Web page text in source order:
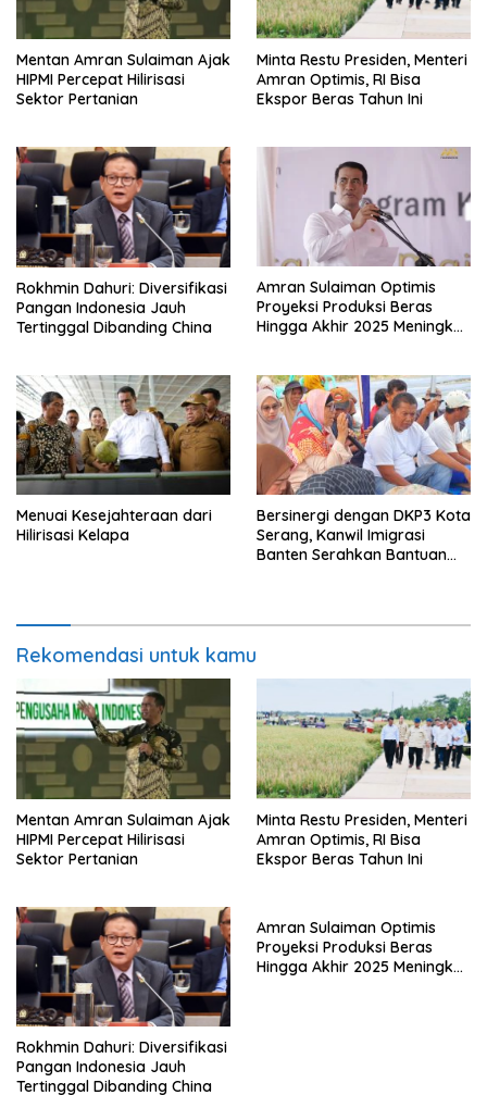
Mentan Amran Sulaiman Ajak
HIPMI Percepat Hilirisasi
Sektor Pertanian
Minta Restu Presiden, Menteri
Amran Optimis, RI Bisa
Ekspor Beras Tahun Ini
Rokhmin Dahuri: Diversifikasi
Pangan Indonesia Jauh
Tertinggal Dibanding China
Amran Sulaiman Optimis
Proyeksi Produksi Beras
Hingga Akhir 2025 Meningkat
Menuai Kesejahteraan dari
Hilirisasi Kelapa
Bersinergi dengan DKP3 Kota
Serang, Kanwil Imigrasi
Banten Serahkan Bantuan
Rekomendasi untuk kamu
Mentan Amran Sulaiman Ajak
HIPMI Percepat Hilirisasi
Sektor Pertanian
Minta Restu Presiden, Menteri
Amran Optimis, RI Bisa
Ekspor Beras Tahun Ini
Rokhmin Dahuri: Diversifikasi
Pangan Indonesia Jauh
Tertinggal Dibanding China
Amran Sulaiman Optimis
Proyeksi Produksi Beras
Hingga Akhir 2025 Meningkat